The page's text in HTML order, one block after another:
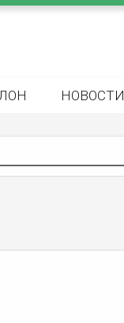
НОВОСТИ